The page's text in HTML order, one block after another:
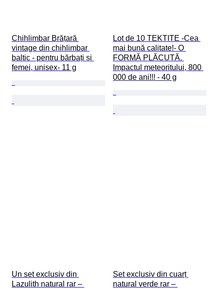
Chihlimbar Brățară
vintage din chihlimbar
baltic - pentru bărbați și
femei, unisex- 11 g
Lot de 10 TEKTITE -Cea
mai bună calitate!- O
FORMĂ PLĂCUTĂ.
Impactul meteoritului, 800
000 de ani!!! - 40 g
Un set exclusiv din
Lazulith natural rar –
Set exclusiv din cuarț
natural verde rar –